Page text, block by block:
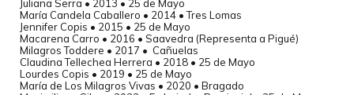
Juliana Serra • 2013 • 25 de Mayo
María Candela Caballero • 2014 • Tres Lomas
Jennifer Copis • 2015 • 25 de Mayo
Macarena Carro • 2016 • Saavedra (Representa a Pigué)
Milagros Toddere • 2017 • Cañuelas
Claudina Tellechea Herrera • 2018 • 25 de Mayo
Lourdes Copis • 2019 • 25 de Mayo
María de Los Milagros Vivas • 2020 • Bragado